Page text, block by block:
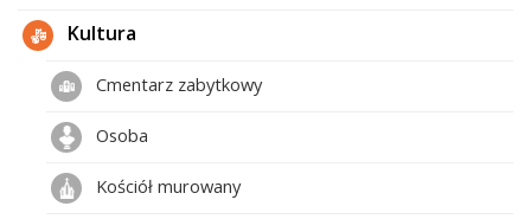
Kultura
Cmentarz zabytkowy
Osoba
Kościół murowany